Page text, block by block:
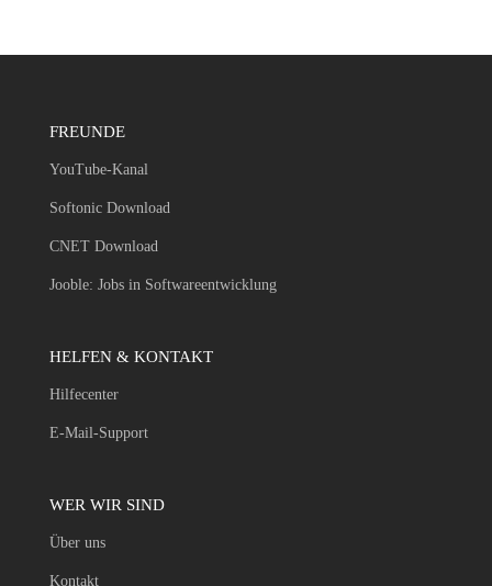
FREUNDE
YouTube-Kanal
Softonic Download
CNET Download
Jooble: Jobs in Softwareentwicklung
HELFEN & KONTAKT
Hilfecenter
E-Mail-Support
WER WIR SIND
Über uns
Kontakt